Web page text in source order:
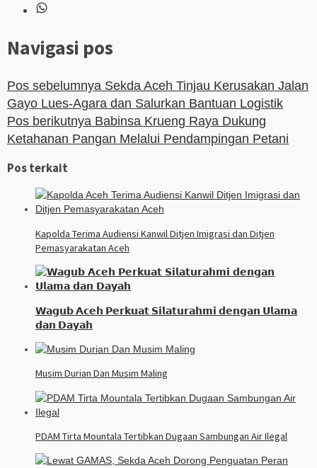
Navigasi pos
Pos sebelumnya Sekda Aceh Tinjau Kerusakan Jalan
Gayo Lues-Agara dan Salurkan Bantuan Logistik
Pos berikutnya Babinsa Krueng Raya Dukung
Ketahanan Pangan Melalui Pendampingan Petani
Pos terkait
Kapolda Terima Audiensi Kanwil Ditjen Imigrasi dan Ditjen
Pemasyarakatan Aceh
𝗪𝗮𝗴𝘂𝗯 𝗔𝗰𝗲𝗵 𝗣𝗲𝗿𝗸𝘂𝗮𝘁 𝗦𝗶𝗹𝗮𝘁𝘂𝗿𝗮𝗵𝗺𝗶 𝗱𝗲𝗻𝗴𝗮𝗻 𝗨𝗹𝗮𝗺𝗮
𝗱𝗮𝗻 𝗗𝗮𝘆𝗮𝗵
Musim Durian Dan Musim Maling
PDAM Tirta Mountala Tertibkan Dugaan Sambungan Air Ilegal